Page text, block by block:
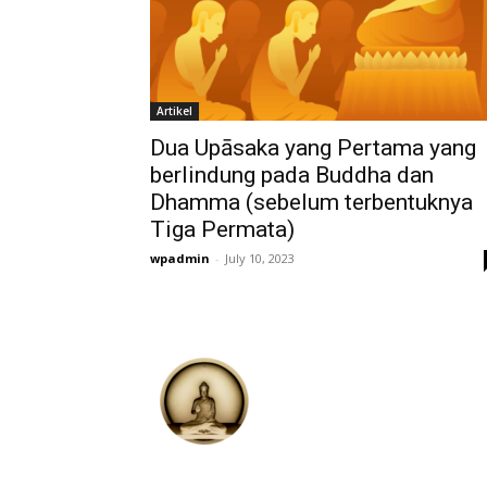
Artikel
Dua Upāsaka yang Pertama yang
berlindung pada Buddha dan
Dhamma (sebelum terbentuknya
Tiga Permata)
wpadmin - July 10, 2023